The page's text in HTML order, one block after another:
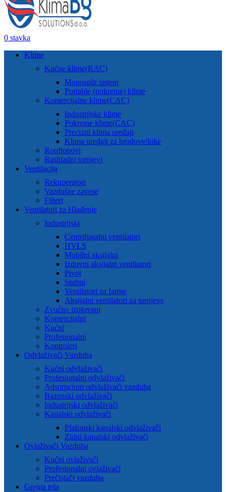
0 stavka
Klime
Kućne klime(RAC)
Monosplit sistem
Portable (pokretne) klime
Komercijalne klime(CAC)
Industrijske klime
Pokretne klime(CAC)
Precizni klima uređaji
Klima uređaji za brodove/luke
Rooftopovi
Rashladni tornjevi
Ventilacija
Rekuperatori
Vazdušne zavese
Filteri
Ventilatori za Hlađenje
Industrijski
Centrifugalni ventilatori
HVLS
Mobilni aksijalni
Izduvni aksijalni ventilatori
Pivot
Stubni
Ventilatori za farme
Aksijalni ventilatori za tornjeve
Zvučno izolovani
Komercijalni
Kućni
Profesionalni
Kontroleri
Odvlaživači Vazduha
Kućni odvlaživači
Profesionalni odvlaživači
Adsorpcioni odvlaživači vazduha
Bazenski odvlaživači
Industrijski odvlaživači
Kanalski odvlaživači
Plafonski kanalski odvlaživači
Zidni kanalski odvlaživači
Ovlaživači Vazduha
Kućni ovlaživači
Profesionalni ovlaživači
Prečistači vazduha
Grejna tela